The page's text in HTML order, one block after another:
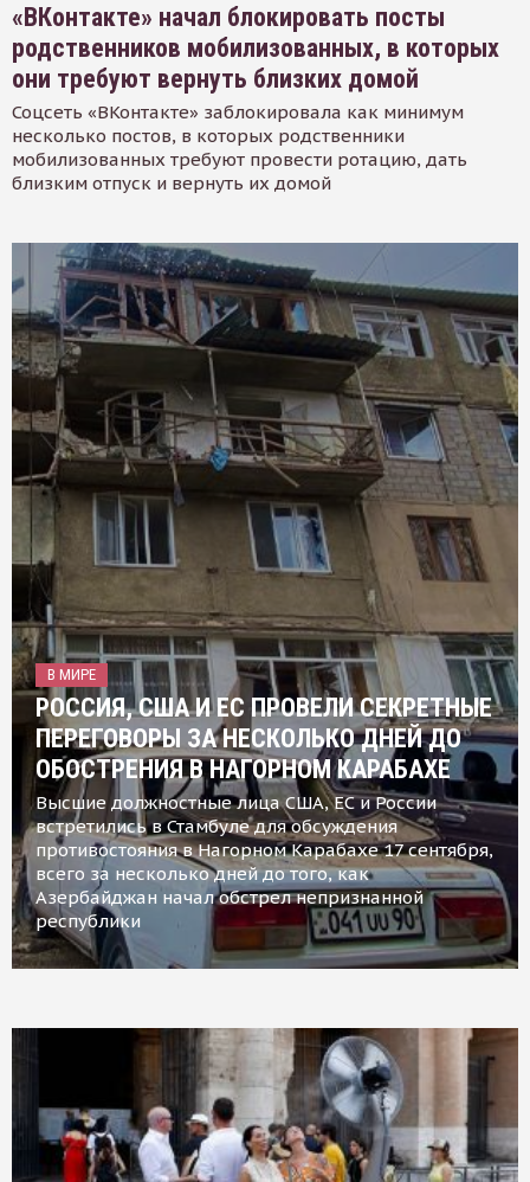
«ВКонтакте» начал блокировать посты
родственников мобилизованных, в которых
они требуют вернуть близких домой
Соцсеть «ВКонтакте» заблокировала как минимум
несколько постов, в которых родственники
мобилизованных требуют провести ротацию, дать
близким отпуск и вернуть их домой
В МИРЕ
РОССИЯ, США И ЕС ПРОВЕЛИ СЕКРЕТНЫЕ
ПЕРЕГОВОРЫ ЗА НЕСКОЛЬКО ДНЕЙ ДО
ОБОСТРЕНИЯ В НАГОРНОМ КАРАБАХЕ
Высшие должностные лица США, ЕС и России
встретились в Стамбуле для обсуждения
противостояния в Нагорном Карабахе 17 сентября,
всего за несколько дней до того, как
Азербайджан начал обстрел непризнанной
республики